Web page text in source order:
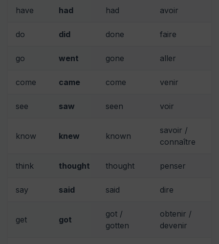
have had had avoir
do did done faire
go went gone aller
come came come venir
see saw seen voir
know knew known
savoir /
connaître
think thought thought penser
say said said dire
get got
got /
gotten
obtenir /
devenir